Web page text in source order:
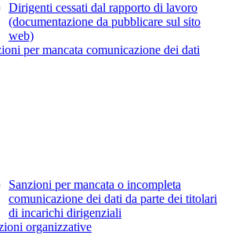
Dirigenti cessati dal rapporto di lavoro
(documentazione da pubblicare sul sito
web)
per mancata comunicazione dei dati
Sanzioni per mancata o incompleta
comunicazione dei dati da parte dei titolari
di incarichi dirigenziali
organizzative